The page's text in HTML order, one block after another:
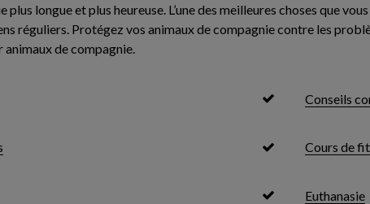
plus longue et plus heureuse. L’une des meilleures choses que
réguliers. Protégez vos animaux de compagnie contre les
animaux de compagnie.
Conseils
Cours de
Euthanasie